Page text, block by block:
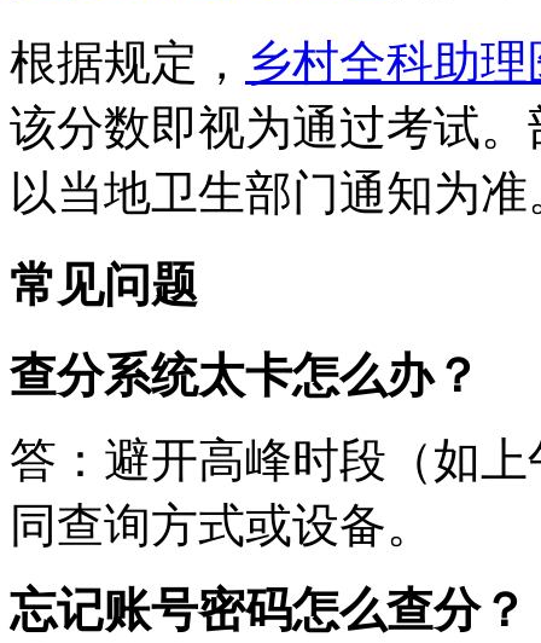
根据规定， 乡村全科助
该分数即视为通过考试
以当地卫生部门通知为准
常见问题
查分系统太卡怎么办？
答：避开高峰时段（如
同查询方式或设备。
忘记账号密码怎么查分？